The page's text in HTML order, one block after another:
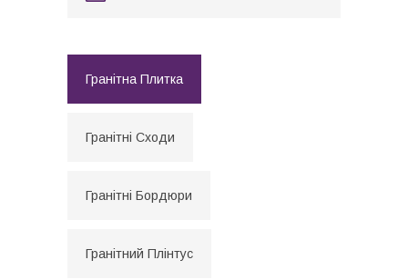
Гранітна Плитка
Гранітні Сходи
Гранітні Бордюри
Гранітний Плінтус